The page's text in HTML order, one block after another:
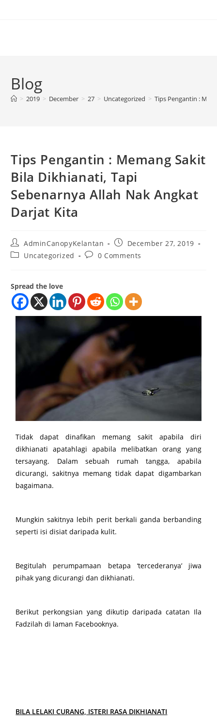
Blog
> 2019 > December > 27 > Uncategorized > Tips Pengantin :
Tips Pengantin : Memang Sakit
Bila Dikhianati, Tapi
Sebenarnya Allah Nak Angkat
Darjat Kita
AdminCanopyKelantan
December 27, 2019
Uncategorized
0 Comments
Spread the love
Tidak dapat dinafikan memang sakit apabila diri
dikhianati apatahlagi apabila melibatkan orang yang
tersayang. Dalam sebuah rumah tangga, apabila
dicurangi, sakitnya memang tidak dapat digambarkan
bagaimana.
Mungkin sakitnya lebih perit berkali ganda berbanding
seperti isi disiat daripada kulit.
Begitulah perumpamaan betapa ‘tercederanya’ jiwa
pihak yang dicurangi dan dikhianati.
Berikut perkongsian yang dikutip daripada catatan Ila
Fadzilah di laman Facebooknya.
BILA LELAKI CURANG, ISTERI RASA DIKHIANATI